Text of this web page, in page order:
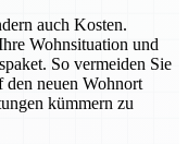
auch Kosten.
Wohnsituation und
So vermeiden Sie
den neuen Wohnort
kümmern zu